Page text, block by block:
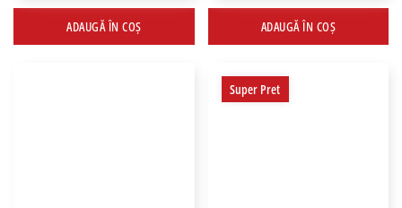
ADAUGĂ ÎN COȘ ADAUGĂ ÎN COȘ
Super Pret